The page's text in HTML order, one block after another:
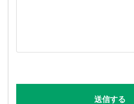
送信する